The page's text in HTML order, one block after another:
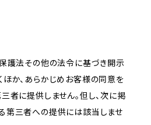
護法その他の法令に基づき開示
か、あらかじめお客様の同意を
者に提供しません。但し、次に掲
第三者への提供には該当しませ